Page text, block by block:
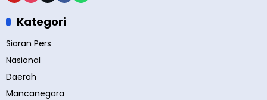
Kategori
Siaran Pers
Nasional
Daerah
Mancanegara